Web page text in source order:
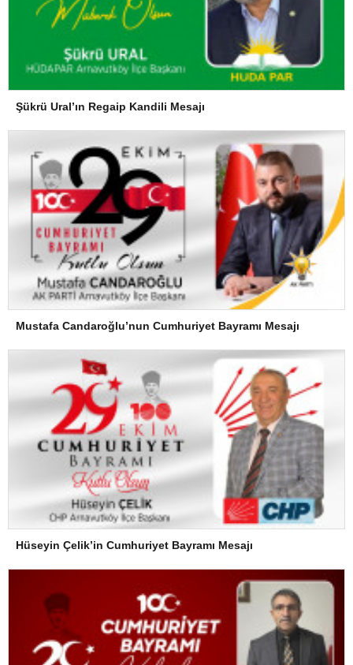
Şükrü Ural’ın Regaip Kandili Mesajı
Mustafa Candaroğlu’nun Cumhuriyet Bayramı Mesajı
Hüseyin Çelik’in Cumhuriyet Bayramı Mesajı